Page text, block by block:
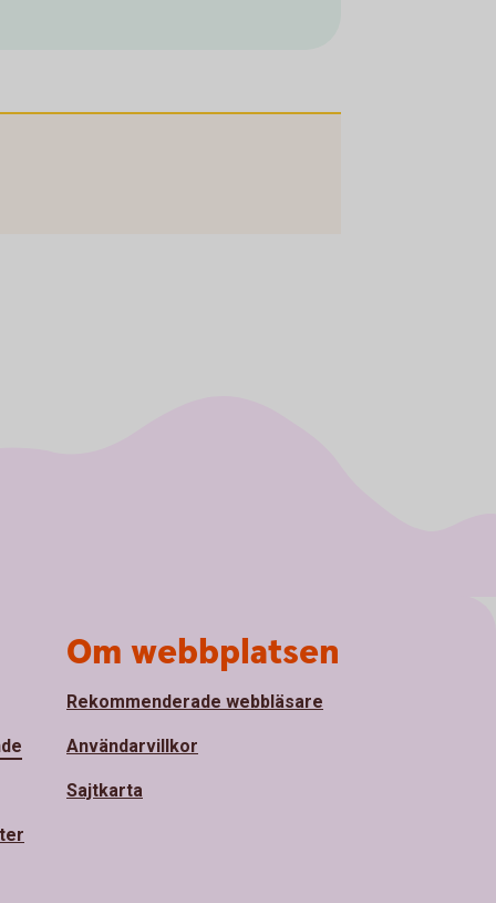
Om webbplatsen
Rekommenderade webbläsare
Användarvillkor
Sajtkarta